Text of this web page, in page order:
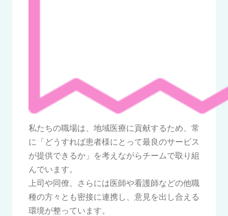
私たちの職場は、地域医療に貢献するため、常
に「どうすれば患者様にとって最良のサービス
が提供できるか」を考えながらチームで取り組
んでいます。
上司や同僚、さらには医師や看護師などの他職
種の方々とも密接に連携し、意見を出し合える
環境が整っています。